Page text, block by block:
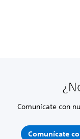
Comunícate con
Comunícate